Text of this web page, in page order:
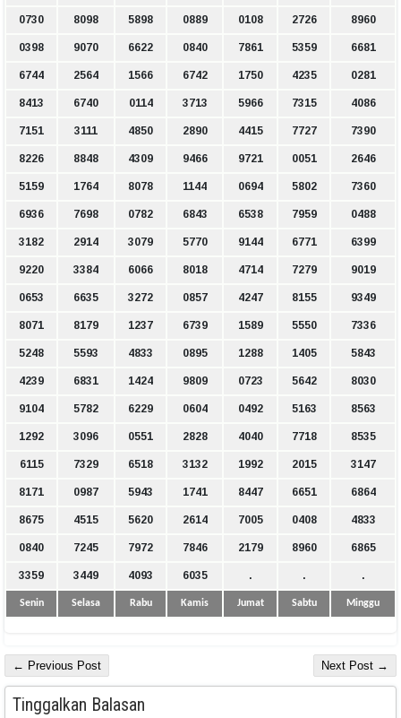
0730 8098 5898 0889 0108 2726 8960
0398 9070 6622 0840 7861 5359 6681
6744 2564 1566 6742 1750 4235 0281
8413 6740 0114 3713 5966 7315 4086
7151 3111 4850 2890 4415 7727 7390
8226 8848 4309 9466 9721 0051 2646
5159 1764 8078 1144 0694 5802 7360
6936 7698 0782 6843 6538 7959 0488
3182 2914 3079 5770 9144 6771 6399
9220 3384 6066 8018 4714 7279 9019
0653 6635 3272 0857 4247 8155 9349
8071 8179 1237 6739 1589 5550 7336
5248 5593 4833 0895 1288 1405 5843
4239 6831 1424 9809 0723 5642 8030
9104 5782 6229 0604 0492 5163 8563
1292 3096 0551 2828 4040 7718 8535
6115 7329 6518 3132 1992 2015 3147
8171 0987 5943 1741 8447 6651 6864
8675 4515 5620 2614 7005 0408 4833
0840 7245 7972 7846 2179 8960 6865
3359 3449 4093 6035 . . .
Senin Selasa Rabu Kamis Jumat Sabtu Minggu
← Previous Post Next Post →
Tinggalkan Balasan